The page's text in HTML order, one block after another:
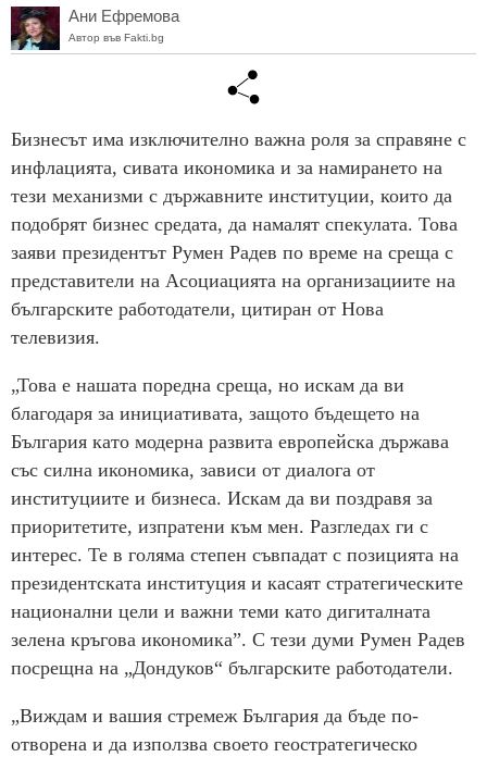
Ани Ефремова
Автор във Fakti.bg
Бизнесът има изключително важна роля за справяне с
инфлацията, сивата икономика и за намирането на
тези механизми с държавните институции, които да
подобрят бизнес средата, да намалят спекулата. Това
заяви президентът Румен Радев по време на среща с
представители на Асоциацията на организациите на
българските работодатели, цитиран от Нова
телевизия.
„Това е нашата поредна среща, но искам да ви
благодаря за инициативата, защото бъдещето на
България като модерна развита европейска държава
със силна икономика, зависи от диалога от
институциите и бизнеса. Искам да ви поздравя за
приоритетите, изпратени към мен. Разгледах ги с
интерес. Те в голяма степен съвпадат с позицията на
президентската институция и касаят стратегическите
национални цели и важни теми като дигиталната
зелена кръгова икономика”. С тези думи Румен Радев
посрещна на „Дондуков“ българските работодатели.
„Виждам и вашия стремеж България да бъде по-
отворена и да използва своето геостратегическо